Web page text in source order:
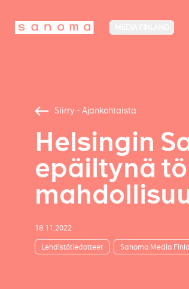
Siirry - Ajankohtaista
Helsingin
epäiltynä
18.11.2022
Lehdistötiedotteet Sanoma Media